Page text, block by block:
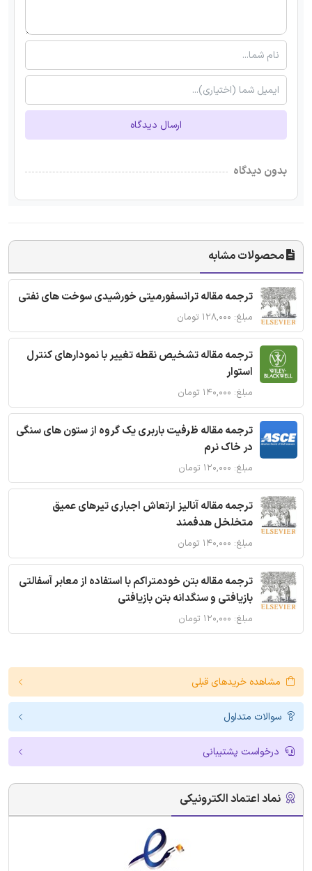
ارسال دیدگاه
بدون دیدگاه
محصولات مشابه
ترجمه مقاله ترانسفورمیتی خورشیدی سوخت های نفتی
مبلغ: ۱۲۸,۰۰۰ تومان
ترجمه مقاله تشخیص نقطه تغییر با نمودارهای کنترل
استوار
مبلغ: ۱۴۰,۰۰۰ تومان
ترجمه مقاله ظرفیت باربری یک گروه از ستون های سنگی
در خاک نرم
مبلغ: ۱۲۰,۰۰۰ تومان
ترجمه مقاله آنالیز ارتعاش اجباری تیرهای عمیق
متخلخل هدفمند
مبلغ: ۱۴۰,۰۰۰ تومان
ترجمه مقاله بتن خودمتراکم با استفاده از معابر آسفالتی
بازیافتی و سنگدانه بتن بازیافتی
مبلغ: ۱۲۰,۰۰۰ تومان
مشاهده خریدهای قبلی
سوالات متداول
درخواست پشتیبانی
نماد اعتماد الکترونیکی